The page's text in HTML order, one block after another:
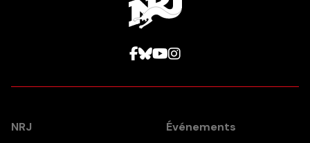
NRJ Événements